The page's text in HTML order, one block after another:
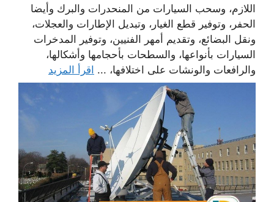
اللازم، وسحب السيارات من المنحدرات والبرك وأيضا
الحفر، وتوفير قطع الغيار، وتبديل الإطارات والعجلات،
ونقل البضائع، وتقديم أمهر الفنيين، وتوفير المدخرات
السيارات بأنواعها، والسطحات بأحجامها وأشكالها،
والرافعات والونشات على اختلافها، ... اقرأ المزيد